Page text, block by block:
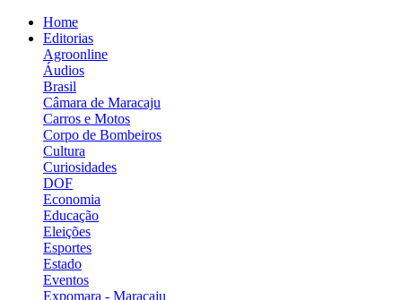
Home
Editorias
Agroonline
Áudios
Brasil
Câmara de Maracaju
Carros e Motos
Corpo de Bombeiros
Cultura
Curiosidades
DOF
Economia
Educação
Eleições
Esportes
Estado
Eventos
Expomara - Maracaju